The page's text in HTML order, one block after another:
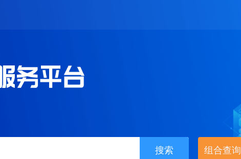
搜索 组合查询